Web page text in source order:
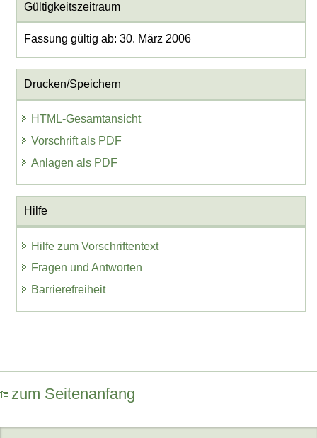
Gültigkeitszeitraum
Fassung gültig ab: 30. März 2006
Drucken/Speichern
HTML-Gesamtansicht
Vorschrift als PDF
Anlagen als PDF
Hilfe
Hilfe zum Vorschriftentext
Fragen und Antworten
Barrierefreiheit
zum Seitenanfang